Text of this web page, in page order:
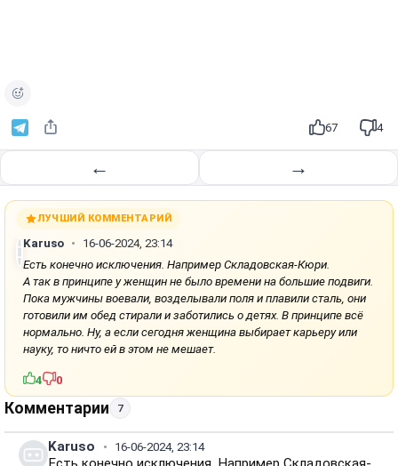
67 4
← →
ЛУЧШИЙ КОММЕНТАРИЙ
Karuso
16-06-2024, 23:14
Есть конечно исключения. Например Складовская-Кюри.
А так в принципе у женщин не было времени на большие подвиги.
Пока мужчины воевали, возделывали поля и плавили сталь, они
готовили им обед стирали и заботились о детях. В принципе всё
нормально. Ну, а если сегодня женщина выбирает карьеру или
науку, то ничто ей в этом не мешает.
4 0
Комментарии 7
Karuso 16-06-2024, 23:14